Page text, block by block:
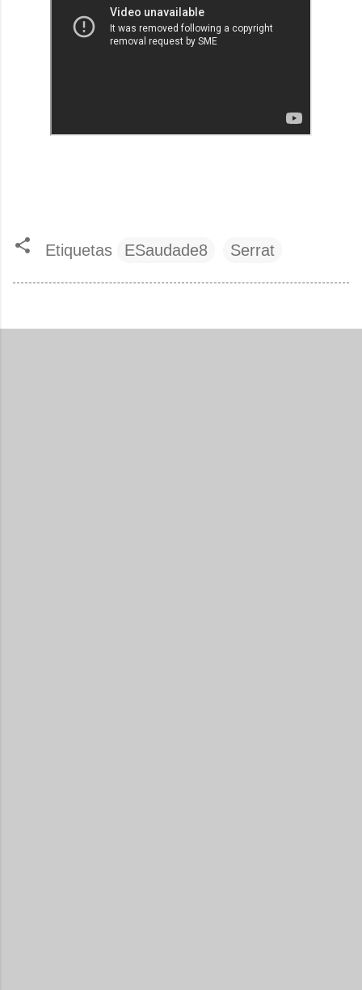
Etiquetas ESaudade8 Serrat